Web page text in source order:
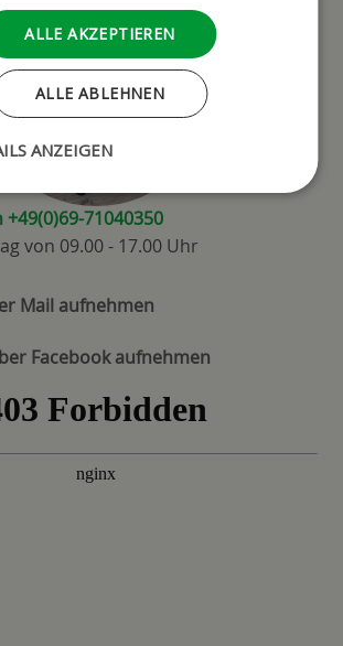
71040350
von 09.00 - 17.00 Uhr
Mail aufnehmen
Facebook aufnehmen
ALLE AKZEPTIEREN
ALLE ABLEHNEN
ANZEIGEN